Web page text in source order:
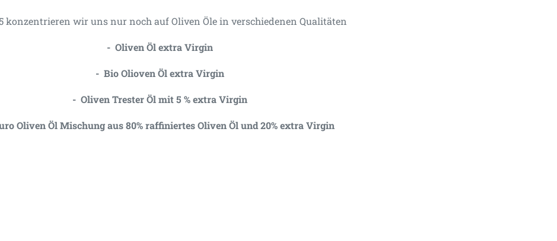
konzentrieren wir uns nur noch auf Oliven Öle in verschiedenen Qualitäten
- Oliven Öl extra Virgin
- Bio Olioven Öl extra Virgin
- Oliven Trester Öl mit 5 % extra Virgin
Oliven Öl Mischung aus 80% raffiniertes Oliven Öl und 20% extra Virgin